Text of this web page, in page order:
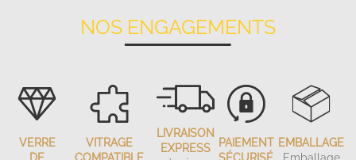
NOS ENGAGEMENTS
VERRE
VITRAGE
LIVRAISON
EXPRESS
PAIEMENT EMBALLAGE